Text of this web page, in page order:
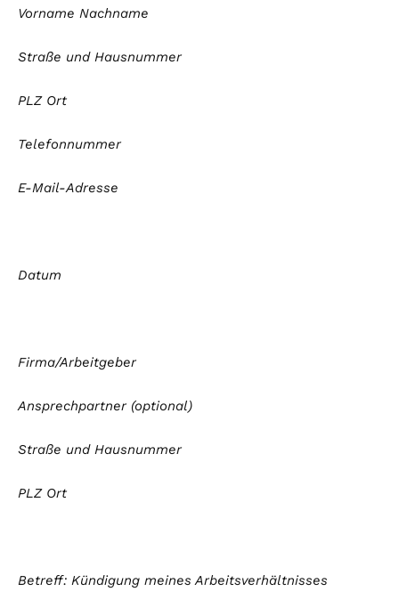
Vorname Nachname
Straße und Hausnummer
PLZ Ort
Telefonnummer
E-Mail-Adresse
Datum
Firma/Arbeitgeber
Ansprechpartner (optional)
Straße und Hausnummer
PLZ Ort
Betreff: Kündigung meines Arbeitsverhältnisses